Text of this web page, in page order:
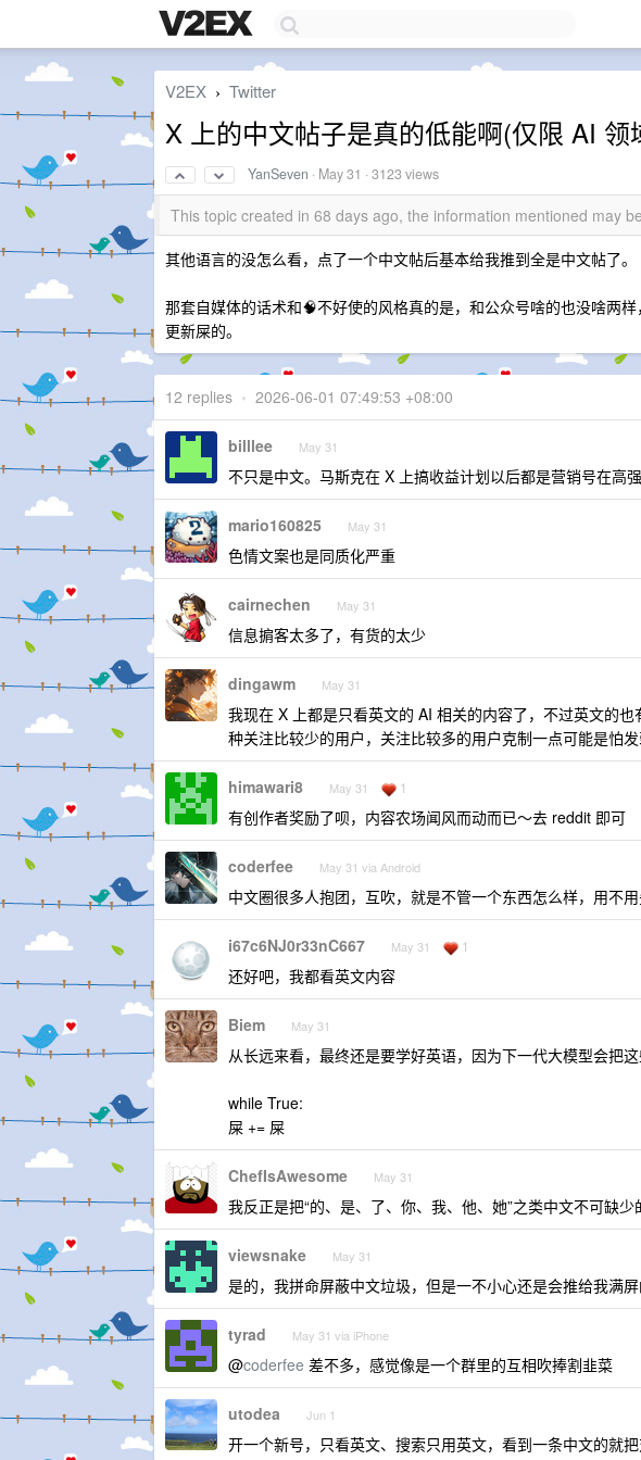
V2EX › Twitter
X 上的中文帖子是真的低能啊(仅限 AI 领
YanSeven · May 31 · 3123 views
This topic created in 68 days ago, the information mentioned may
其他语言的没怎么看，点了一个中文帖后基本给我推到全是中文帖了。
那套自媒体的话术和🧠不好使的风格真的是，和公众号啥的也没啥两
更新屎的。
12 replies • 2026-06-01 07:49:53 +08:00
billlee May 31
不只是中文。马斯克在 X 上搞收益计划以后都是营销号在高
mario160825 May 31
色情文案也是同质化严重
cairnechen May 31
信息掮客太多了，有货的太少
dingawm May 31
我现在 X 上都是只看英文的 AI 相关的内容了，不过英文的
种关注比较少的用户，关注比较多的用户克制一点可能是怕
himawari8 May 31 1
有创作者奖励了呗，内容农场闻风而动而已～去 reddit 即可
coderfee May 31 via Android
中文圈很多人抱团，互吹，就是不管一个东西怎么样，用不用
i67c6NJ0r33nC667 May 31 1
还好吧，我都看英文内容
Biem May 31
从长远来看，最终还是要学好英语，因为下一代大模型会把
while True:
屎 += 屎
ChefIsAwesome May 31
我反正是把“的、是、了、你、我、他、她”之类中文不可缺少
viewsnake May 31
是的，我拼命屏蔽中文垃圾，但是一不小心还是会推给我满屏
tyrad May 31 via iPhone
@coderfee 差不多，感觉像是一个群里的互相吹捧割韭菜
utodea Jun 1
开一个新号，只看英文、搜索只用英文，看到一条中文的就